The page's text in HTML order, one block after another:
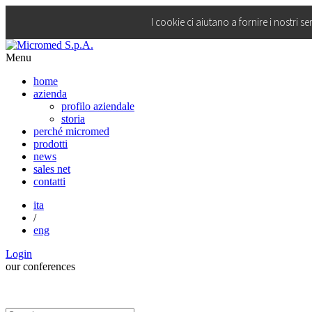
I cookie ci aiutano a fornire i nostri
Menu
home
azienda
profilo aziendale
storia
perché micromed
prodotti
news
sales net
contatti
ita
/
eng
Login
our conferences